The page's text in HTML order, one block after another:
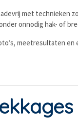
met
onnodig hak- of
meetresultaten